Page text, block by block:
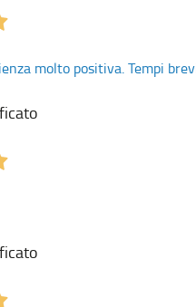
molto positiva. Tempi